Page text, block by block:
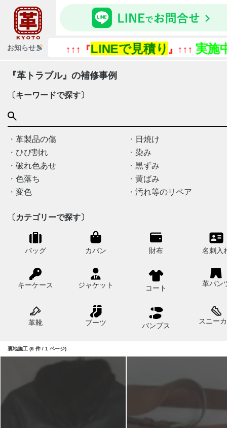
お知らせ ↑↑↑『LINEで見積り』↑↑↑実施中
『革トラブル』の補修事例
〔キーワードで探す〕
革製品の傷
日焼け
ひび割れ
染み
破れ色あせ
黒ずみ
色落ち
黄ばみ
変色
汚れ等のリペア
〔カテゴリーで探す〕
バッグ カバン 財布 名刺入
キーケース ジャケット コート
革パン
革靴 ブーツ バンプス
スニー
裏地施工 (6 件 / 1 ページ)